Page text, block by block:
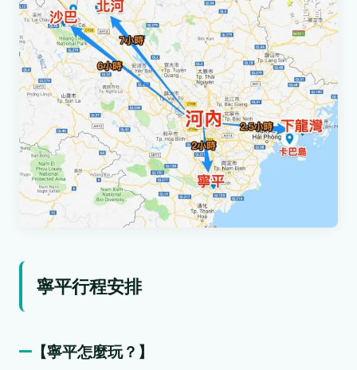
寧平行程安排
【寧平怎麼玩？】